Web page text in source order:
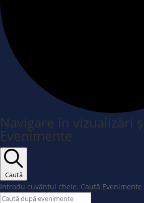
Navigare în vizualizări
Evenimente
Caută
Introdu cuvântul cheie. Caută